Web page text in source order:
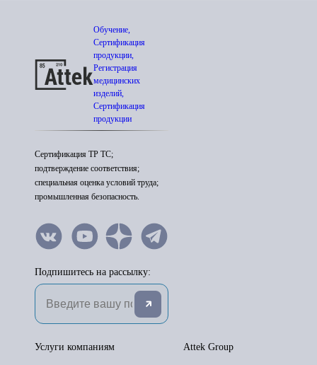
Обучение,
Сертификация
продукции,
Регистрация
медицинских
изделий,
Сертификация
продукции
Сертификация ТР ТС;
подтверждение соответствия;
специальная оценка условий труда;
промышленная безопасность.
Подпишитесь на рассылку:
Attek Group
Услуги компаниям